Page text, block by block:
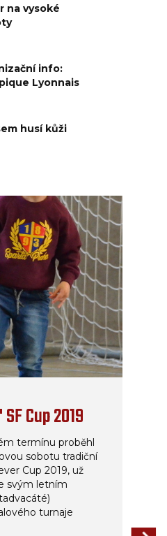
na vysoké
info:
Lyonnais
husí kůži
Cup 2019
termínu proběhl
sobotu tradiční
Cup 2019, už
svým letním
turnaje